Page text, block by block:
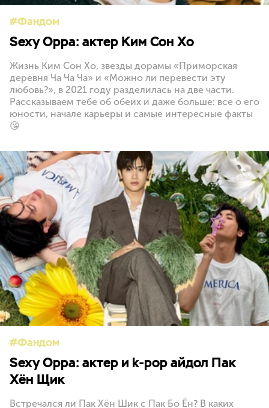
Фандом
Sexy Oppa: актер Ким Сон Хо
Жизнь Ким Сон Хо, звезды дорамы «Приморская
деревня Ча Ча Ча» и «Можно ли перевести эту
любовь?», в 2021 году разделилась на две части.
Рассказываем тебе об обеих и даже больше: все о его
юности, начале карьеры и самые интересные факты
😘
Фандом
Sexy Oppa: актер и k-pop айдол Пак
Хён Щик
Встречался ли Пак Хён Шик с Пак Бо Ён? В каких